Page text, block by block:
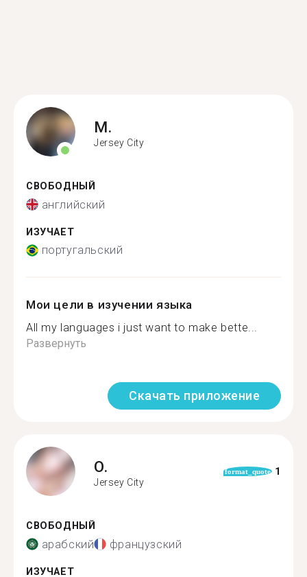
M.
Jersey City
СВОБОДНЫЙ
английский
ИЗУЧАЕТ
португальский
Мои цели в изучении языка
All my languages i just want to make bette...
Развернуть
Скачать приложение
O.
Jersey City
format_quote 1
СВОБОДНЫЙ
арабский французский
ИЗУЧАЕТ